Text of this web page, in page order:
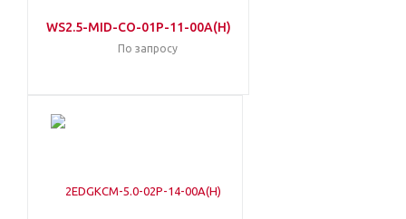
WS2.5-MID-CO-01P-11-00A(H)
По запросу